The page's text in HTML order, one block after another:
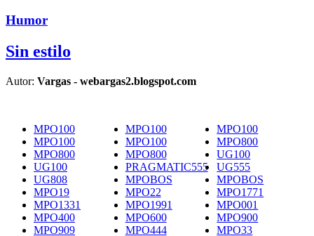
Humor
Sin estilo
Autor: Vargas - webargas2.blogspot.com
MPO100 MPO100
MPO100
MPO100
MPO100
MPO800
MPO800
MPO800
UG100
UG100
PRAGMATIC555
UG555
UG808
MPOBOS
MPOBOS
MPO19
MPO22
MPO1771
MPO1331
MPO1991
MPO001
MPO400
MPO600
MPO900
MPO909
MPO444
MPO33